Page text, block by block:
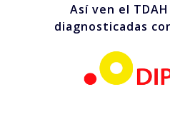
Así ven el
diagnosticadas